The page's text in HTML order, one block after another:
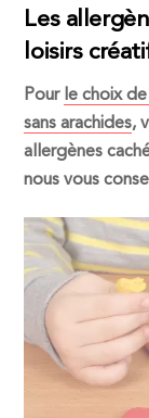
Les
loisirs
Pour le choix
sans arachides,
allergènes
nous vous